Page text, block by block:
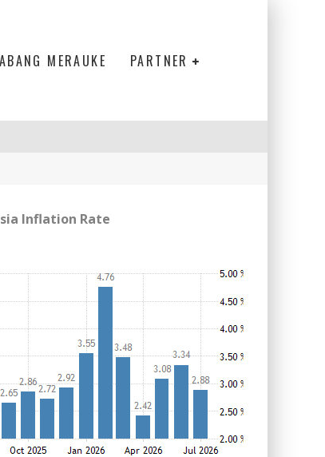
MERAUKE PARTNER
Inflation Rate